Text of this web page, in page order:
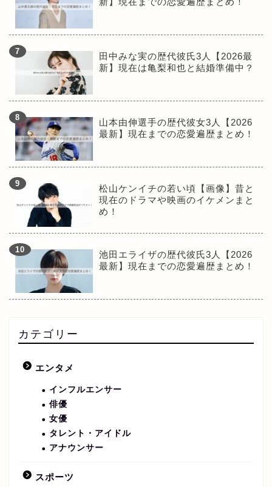
田中みな実の歴代彼氏3人【2026最
新】現在は亀梨和也と結婚準備中？
山本由伸選手の歴代彼女3人【2026
最新】現在までの恋愛遍歴まとめ！
松山ケンイチの若い頃【画像】昔と
現在のドラマや映画のイケメンまと
め！
池田エライザの歴代彼氏3人【2026
最新】現在までの恋愛遍歴まとめ！
カテゴリー
エンタメ
インフルエンサー
俳優
女優
タレント・アイドル
アナウンサー
スポーツ